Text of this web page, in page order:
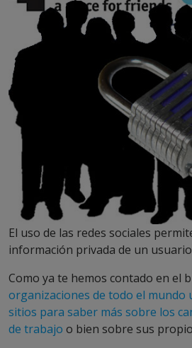
El uso de las redes sociales
información privada de un usuario
Como ya te hemos contado en el
organizaciones de todo el mundo
sitios para saber más sobre los
de trabajo o bien sobre sus